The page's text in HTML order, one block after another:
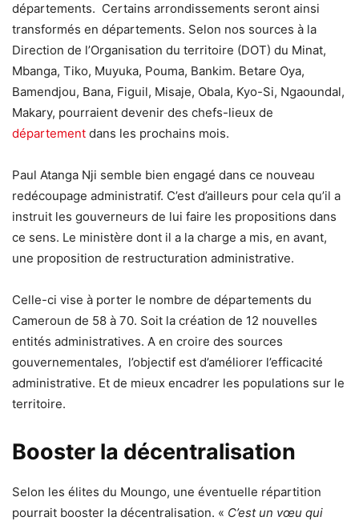
départements. Certains arrondissements seront ainsi
transformés en départements. Selon nos sources à la
Direction de l’Organisation du territoire (DOT) du Minat,
Mbanga, Tiko, Muyuka, Pouma, Bankim. Betare Oya,
Bamendjou, Bana, Figuil, Misaje, Obala, Kyo-Si, Ngaoundal,
Makary, pourraient devenir des chefs-lieux de
département dans les prochains mois.
Paul Atanga Nji semble bien engagé dans ce nouveau
redécoupage administratif. C’est d’ailleurs pour cela qu’il a
instruit les gouverneurs de lui faire les propositions dans
ce sens. Le ministère dont il a la charge a mis, en avant,
une proposition de restructuration administrative.
Celle-ci vise à porter le nombre de départements du
Cameroun de 58 à 70. Soit la création de 12 nouvelles
entités administratives. A en croire des sources
gouvernementales, l’objectif est d’améliorer l’efficacité
administrative. Et de mieux encadrer les populations sur le
territoire.
Booster la décentralisation
Selon les élites du Moungo, une éventuelle répartition
pourrait booster la décentralisation. « C’est un vœu qui